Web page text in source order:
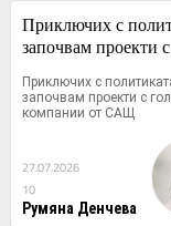
Приключих с
започвам проекти с
Приключих с
започвам проекти с
компании от САЩ
27.07.2026
10
Румяна Денчева